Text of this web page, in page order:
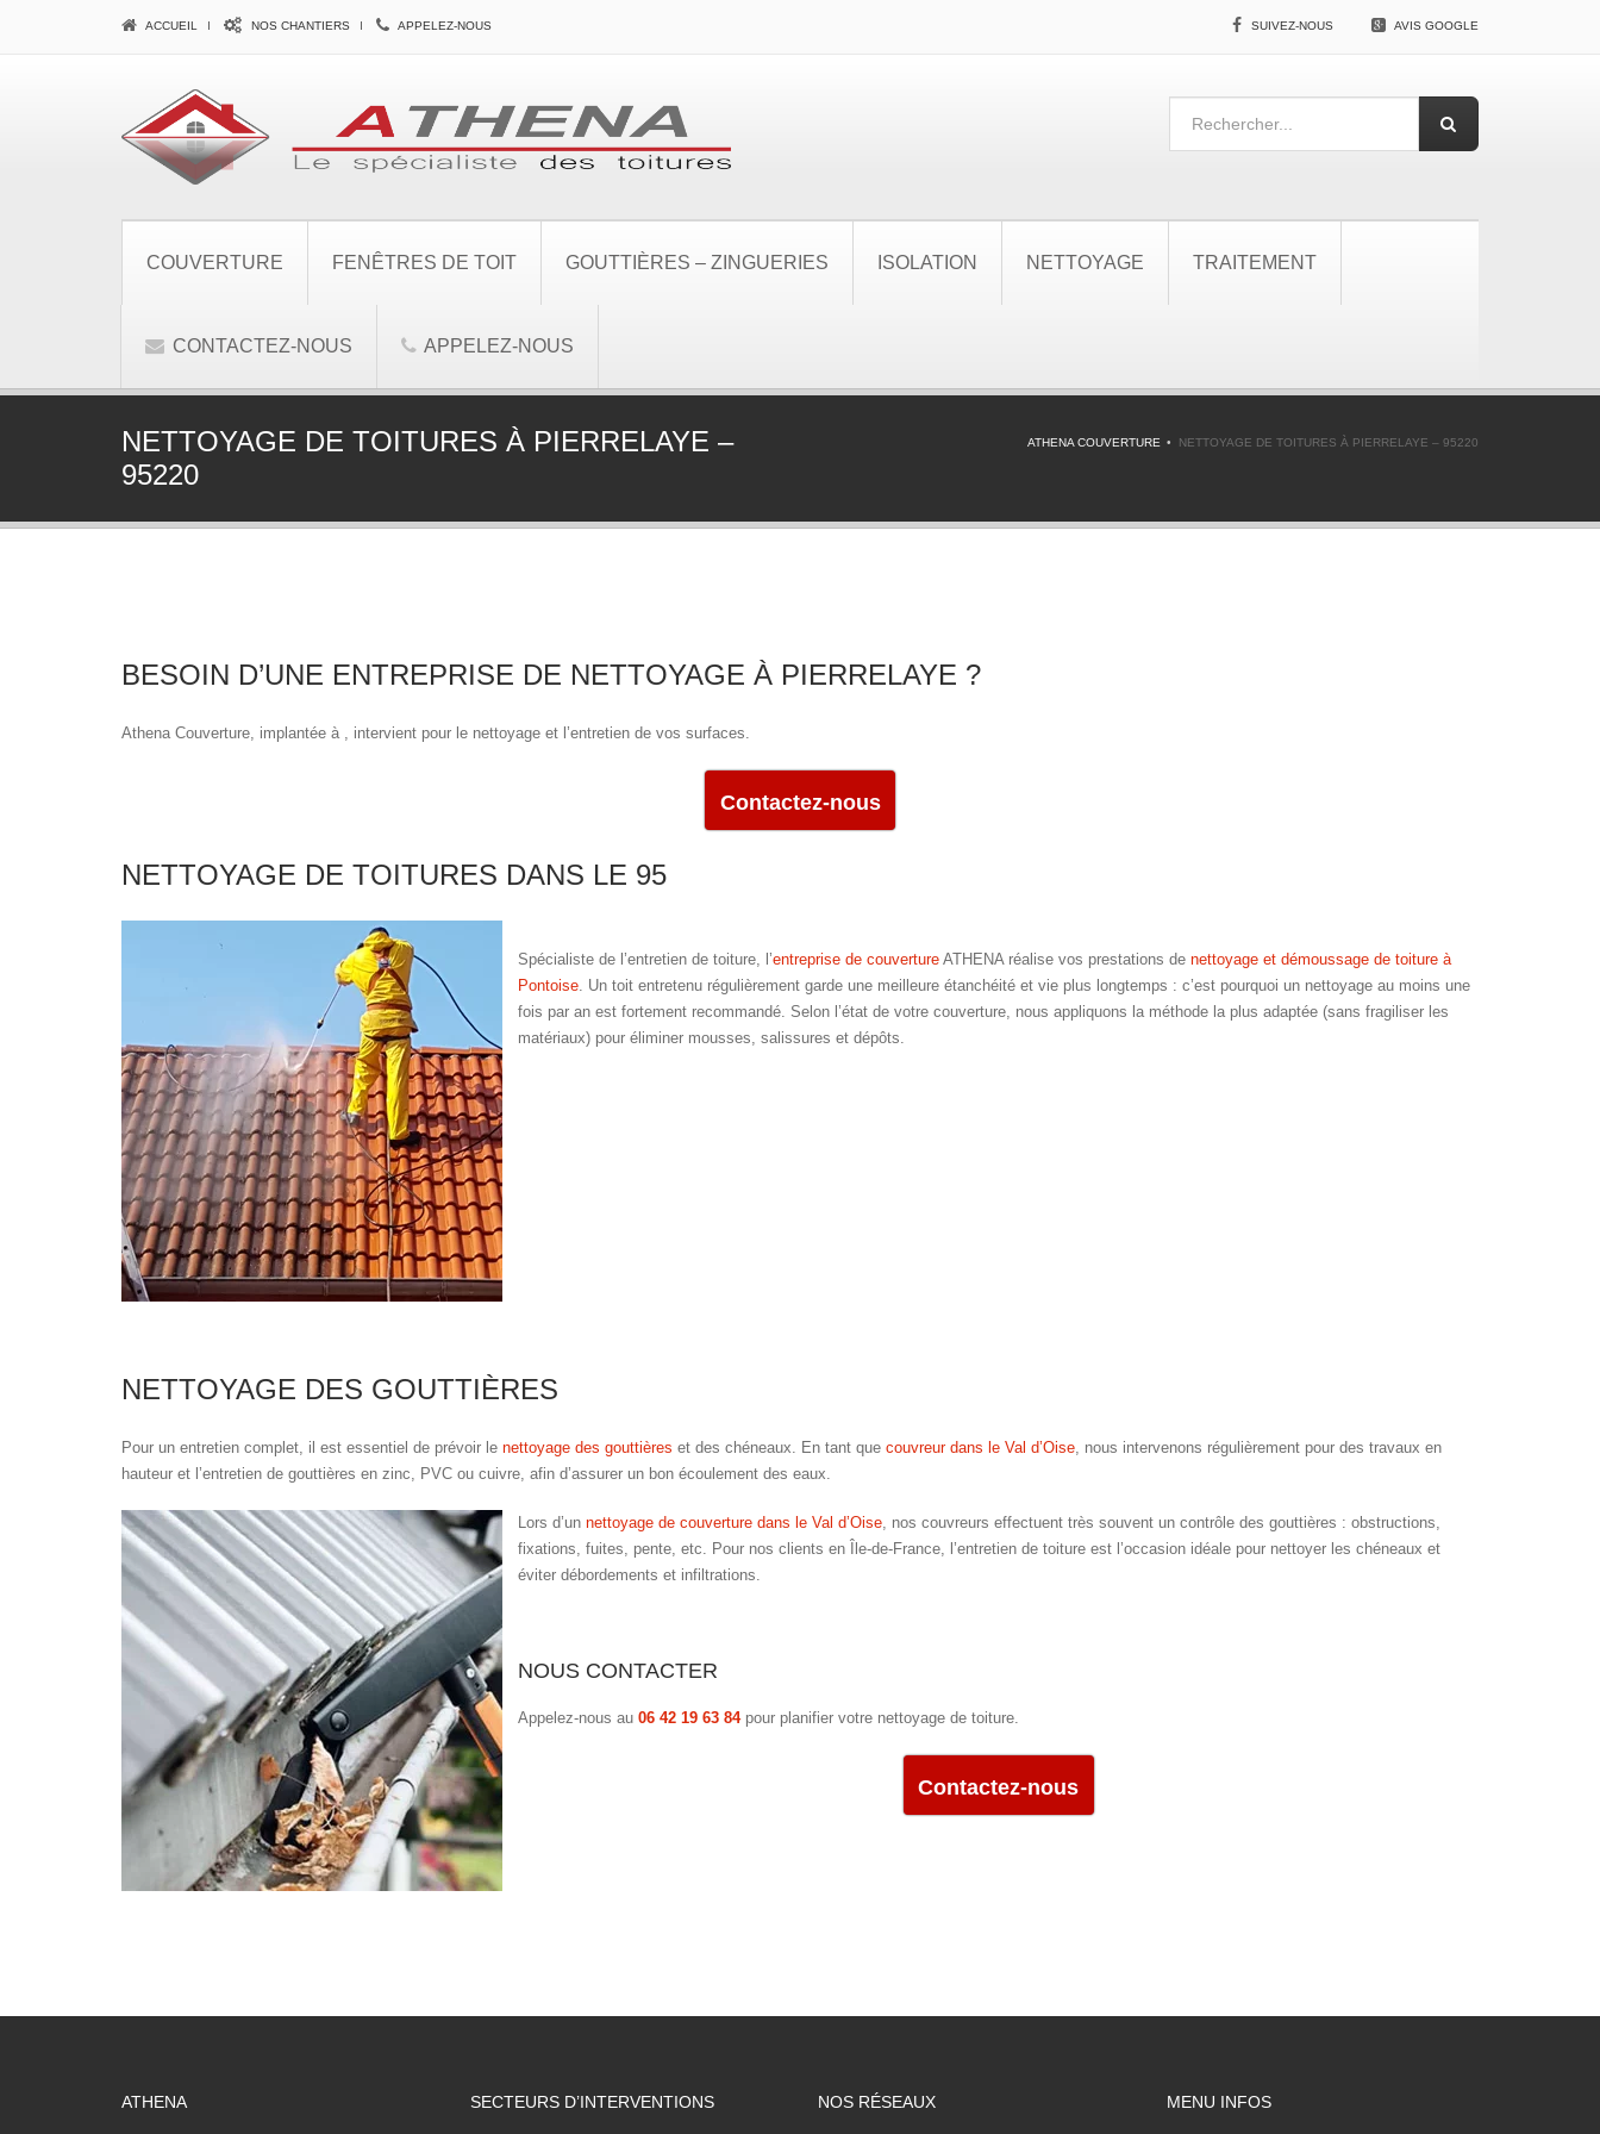
ACCUEIL NOS CHANTIERS APPELEZ-NOUS SUIVEZ-NOUS AVIS GOOGLE
COUVERTURE FENÊTRES DE TOIT GOUTTIÈRES – ZINGUERIES ISOLATION NETTOYAGE TRAITEMENT
CONTACTEZ-NOUS APPELEZ-NOUS
NETTOYAGE DE TOITURES À PIERRELAYE –
95220
ATHENA COUVERTURE NETTOYAGE DE TOITURES À PIERRELAYE – 95220
BESOIN D’UNE ENTREPRISE DE NETTOYAGE À PIERRELAYE ?
Athena Couverture, implantée à , intervient pour le nettoyage et l’entretien de vos surfaces.
Contactez-nous
NETTOYAGE DE TOITURES DANS LE 95
Spécialiste de l’entretien de toiture, l’entreprise de couverture ATHENA réalise vos prestations de nettoyage et démoussage de toiture à
Pontoise. Un toit entretenu régulièrement garde une meilleure étanchéité et vie plus longtemps : c’est pourquoi un nettoyage au moins une
fois par an est fortement recommandé. Selon l’état de votre couverture, nous appliquons la méthode la plus adaptée (sans fragiliser les
matériaux) pour éliminer mousses, salissures et dépôts.
NETTOYAGE DES GOUTTIÈRES
Pour un entretien complet, il est essentiel de prévoir le nettoyage des gouttières et des chéneaux. En tant que couvreur dans le Val d’Oise , nous intervenons régulièrement pour des travaux en
hauteur et l’entretien de gouttières en zinc, PVC ou cuivre, afin d’assurer un bon écoulement des eaux.
Lors d’un nettoyage de couverture dans le Val d’Oise, nos couvreurs effectuent très souvent un contrôle des gouttières : obstructions,
fixations, fuites, pente, etc. Pour nos clients en Île-de-France, l’entretien de toiture est l’occasion idéale pour nettoyer les chéneaux et
éviter débordements et infiltrations.
NOUS CONTACTER
Appelez-nous au 06 42 19 63 84pour planifier votre nettoyage de toiture.
Contactez-nous
ATHENA SECTEURS D’INTERVENTIONS NOS RÉSEAUX MENU INFOS